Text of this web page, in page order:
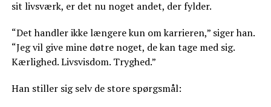
sit livsværk, er det nu noget andet, der fylder.
“Det handler ikke længere kun om karrieren,” siger han.
“Jeg vil give mine døtre noget, de kan tage med sig.
Kærlighed. Livsvisdom. Tryghed.”
Han stiller sig selv de store spørgsmål: